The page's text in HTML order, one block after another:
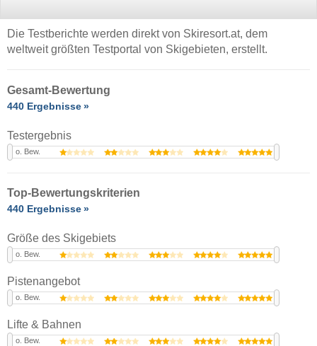
Die Testberichte werden direkt von Skiresort.at, dem
weltweit größten Testportal von Skigebieten, erstellt.
Gesamt-Bewertung
440 Ergebnisse
Testergebnis
o. Bew.
Top-Bewertungskriterien
440 Ergebnisse
Größe des Skigebiets
o. Bew.
Pistenangebot
o. Bew.
Lifte & Bahnen
o. Bew.